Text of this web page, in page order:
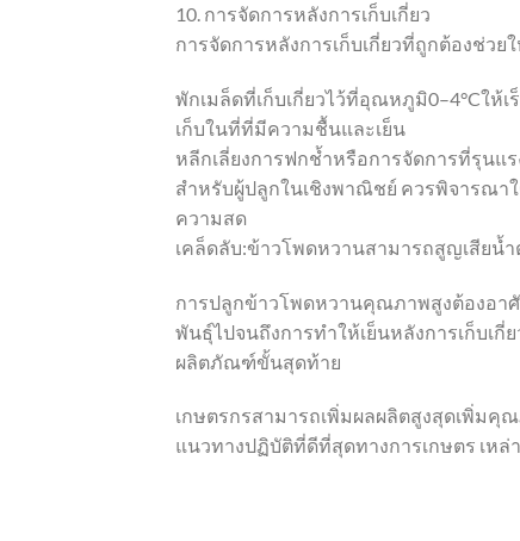
10. การจัดการหลังการเก็บเกี่ยว
การจัดการหลังการเก็บเกี่ยวที่ถูกต้องช่
พักเมล็ดที่เก็บเกี่ยวไว้ที่อุณหภูมิ0–4°Cให้เ
เก็บในที่ที่มีความชื้นและเย็น
หลีกเลี่ยงการฟกช้ำหรือการจัดการที่รุนแร
สำหรับผู้ปลูกในเชิงพาณิชย์ ควรพิจารณา
ความสด
เคล็ดลับ:ข้าวโพดหวานสามารถสูญเสียน้
การปลูกข้าวโพดหวานคุณภาพสูงต้องอาศั
พันธุ์ไปจนถึงการทำให้เย็นหลังการเก็บเ
ผลิตภัณฑ์ขั้นสุดท้าย
เกษตรกรสามารถเพิ่มผลผลิตสูงสุดเพิ่ม
แนวทางปฏิบัติที่ดีที่สุดทางการเกษตร เหล่